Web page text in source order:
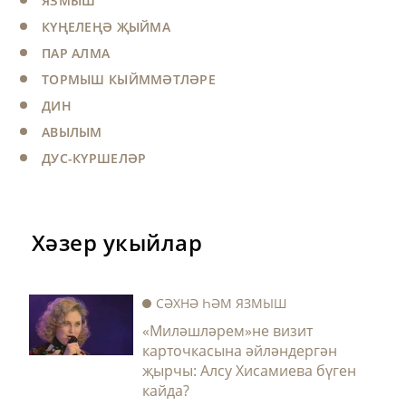
КҮҢЕЛЕҢӘ ҖЫЙМА
ПАР АЛМА
ТОРМЫШ КЫЙММӘТЛӘРЕ
ДИН
АВЫЛЫМ
ДУС-КҮРШЕЛӘР
Хәзер укыйлар
СӘХНӘ ҺӘМ ЯЗМЫШ
«Миләшләрем»не визит
карточкасына әйләндергән
җырчы: Алсу Хисамиева бүген
кайда?